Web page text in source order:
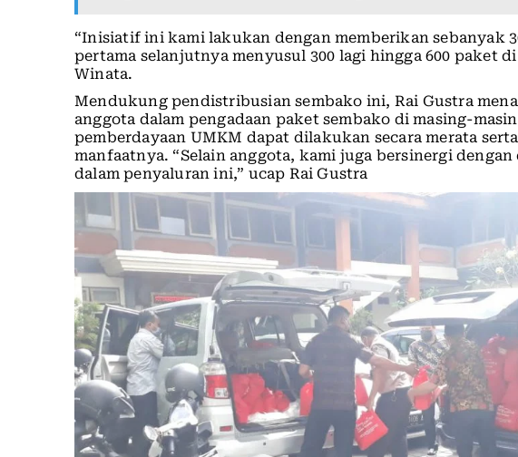
“Inisiatif ini kami lakukan dengan memberikan sebanyak
pertama selanjutnya menyusul 300 lagi hingga 600 paket
Winata.
Mendukung pendistribusian sembako ini, Rai Gustra
anggota dalam pengadaan paket sembako di masing-
pemberdayaan UMKM dapat dilakukan secara merata
manfaatnya. “Selain anggota, kami juga bersinergi
dalam penyaluran ini,” ucap Rai Gustra